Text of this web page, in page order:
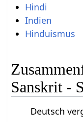
Hindi
Indien
Hinduismus
Sanskrit -
Deutsch